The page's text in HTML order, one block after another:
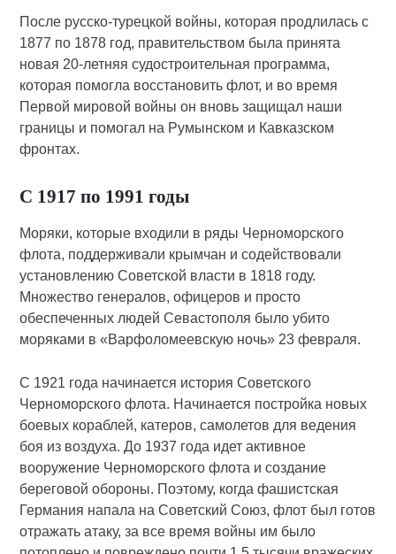
После русско-турецкой войны, которая продлилась с
1877 по 1878 год, правительством была принята
новая 20-летняя судостроительная программа,
которая помогла восстановить флот, и во время
Первой мировой войны он вновь защищал наши
границы и помогал на Румынском и Кавказском
фронтах.
С 1917 по 1991 годы
Моряки, которые входили в ряды Черноморского
флота, поддерживали крымчан и содействовали
установлению Советской власти в 1818 году.
Множество генералов, офицеров и просто
обеспеченных людей Севастополя было убито
моряками в «Варфоломеевскую ночь» 23 февраля.
С 1921 года начинается история Советского
Черноморского флота. Начинается постройка новых
боевых кораблей, катеров, самолетов для ведения
боя из воздуха. До 1937 года идет активное
вооружение Черноморского флота и создание
береговой обороны. Поэтому, когда фашистская
Германия напала на Советский Союз, флот был готов
отражать атаку, за все время войны им было